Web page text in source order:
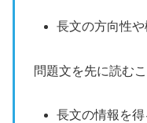
長文の方向性
問題文を先に読む
長文の情報を得